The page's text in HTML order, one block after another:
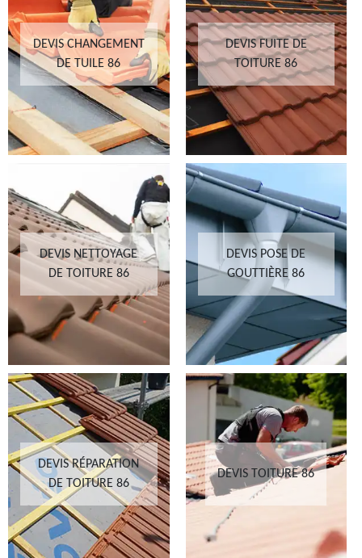
DEVIS CHANGEMENT
DE TUILE 86
DEVIS FUITE DE
TOITURE 86
DEVIS NETTOYAGE
DE TOITURE 86
DEVIS POSE DE
GOUTTIÈRE 86
DEVIS RÉPARATION
DE TOITURE 86
DEVIS TOITURE 86